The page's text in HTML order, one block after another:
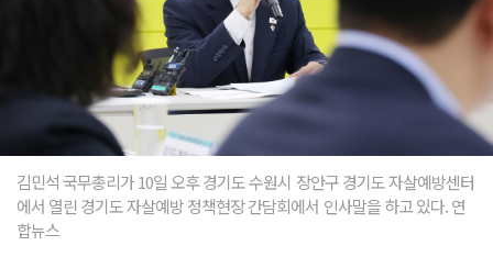
김민석 국무총리가 10일 오후 경기도 수원시 장안구 경기도 자살예방센터
에서 열린 경기도 자살예방 정책현장 간담회에서 인사말을 하고 있다. 연
합뉴스